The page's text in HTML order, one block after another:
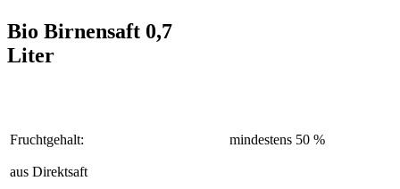
Bio Birnensaft 0,7
Liter
Fruchtgehalt: mindestens 50 %
aus Direktsaft